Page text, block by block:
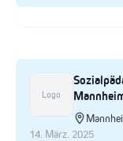
Logo
14. März. 2025